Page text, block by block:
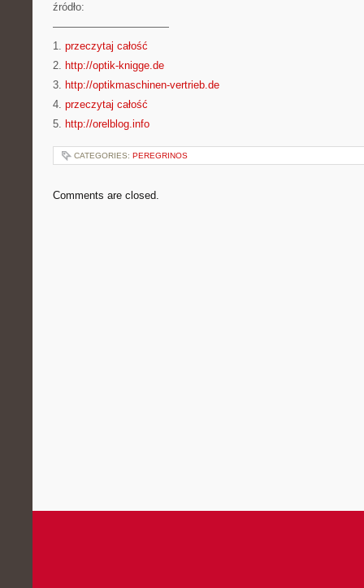
źródło:
———————————
1. przeczytaj całość
2. http://optik-knigge.de
3. http://optikmaschinen-vertrieb.de
4. przeczytaj całość
5. http://orelblog.info
CATEGORIES: PEREGRINOS
Comments are closed.